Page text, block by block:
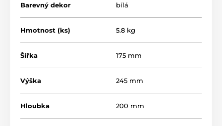
Barevný dekor bílá
Hmotnost (ks) 5.8 kg
Šířka 175 mm
Výška 245 mm
Hloubka 200 mm